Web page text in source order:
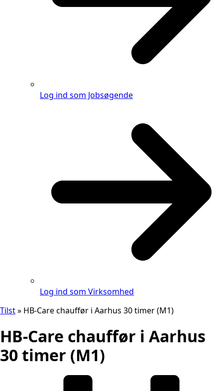
Log ind som Jobsøgende
Log ind som Virksomhed
Tilst» HB-Care chauffør i Aarhus 30 timer (M1)
HB-Care chauffør i Aarhus
30 timer (M1)